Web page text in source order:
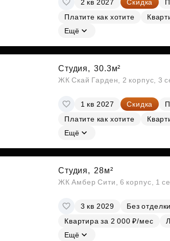
Субсидии
2 кв 2027 Скидка
Платите как хотите
Ещё
Студия, 30.3м²
ЖК Скай Гарден, 2 корпус, 3
1 кв 2027 Скидка
Платите как хотите
Ещё
Студия, 28м²
ЖК Амбер Сити, 6 корпус, 1
3 кв 2029 Без отделки
Квартира за 2 000 ₽/мес
Ещё